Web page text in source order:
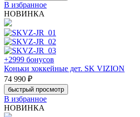
В избранное
НОВИНКА
+2999 бонусов
Коньки хоккейные дет. SK VIZION
74 990 ₽
быстрый просмотр
В избранное
НОВИНКА